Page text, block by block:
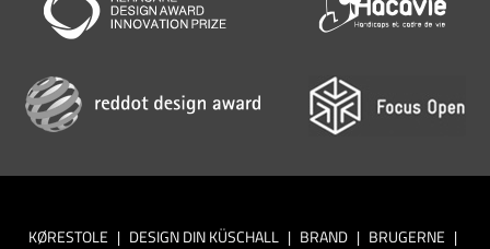
KØRESTOLE | DESIGN DIN KÜSCHALL | BRAND | BRUGERNE |